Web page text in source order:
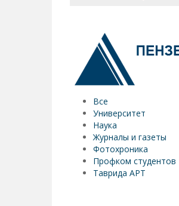
Все
Университет
Наука
Журналы и газеты
Фотохроника
Профком студентов
Таврида АРТ